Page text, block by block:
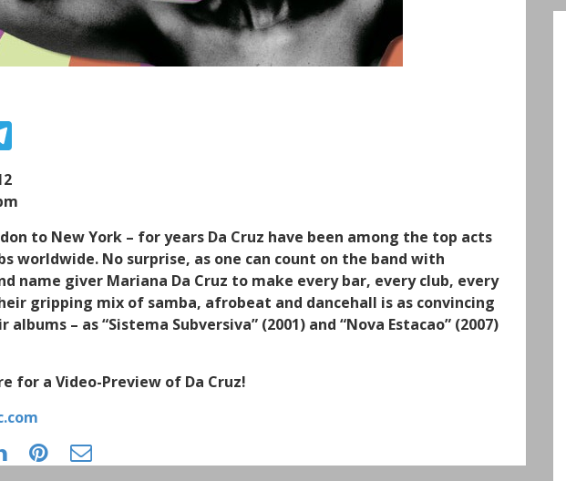
e
r
a
m
to New York – for years Da Cruz have been among the top acts
worldwide. No surprise, as one can count on the band with
name giver Mariana Da Cruz to make every bar, every club, every
gripping mix of samba, afrobeat and dancehall is as convincing
– as “Sistema Subversiva” (2001) and “Nova Estacao” (2007)
for a Video-Preview of Da Cruz!